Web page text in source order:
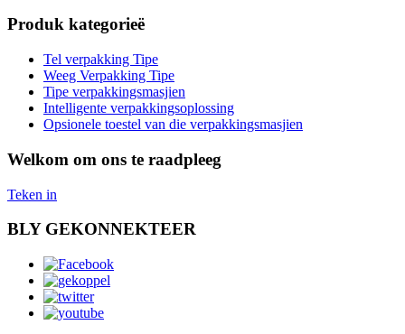
Produk kategorieë
Tel verpakking Tipe
Weeg Verpakking Tipe
Tipe verpakkingsmasjien
Intelligente verpakkingsoplossing
Opsionele toestel van die verpakkingsmasjien
Welkom om ons te raadpleeg
Teken in
BLY GEKONNEKTEER